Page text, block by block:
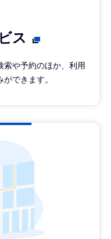
ス
索や予約のほか、利用
できます。